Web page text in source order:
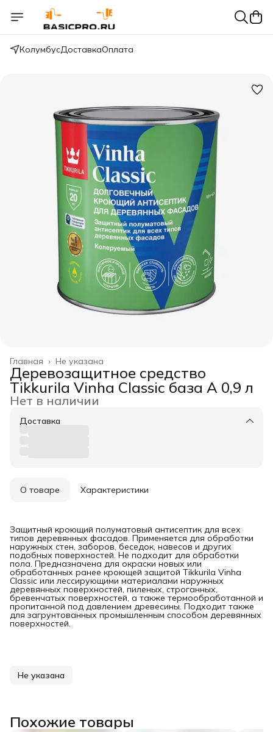
КолумбусДоставкаОплата
Не указана
Главная ›
Деревозащитное средство
Tikkurila Vinha Classic база А 0,9 л
Нет в наличии
Доставка
О товаре Характеристики
Защитный кроющий полуматовый антисептик для всех
типов деревянных фасадов. Применяется для обработки
наружных стен, заборов, беседок, навесов и других
подобных поверхностей. Не подходит для обработки
пола. Предназначена для окраски новых или
обработанных ранее кроющей защитой Tikkurila Vinha
Classic или лессирующими материалами наружных
деревянных поверхностей, пиленых, строганных,
бревенчатых поверхностей, а также термообработанной и
пропитанной под давлением древесины. Подходит также
для загрунтованных промышленным способом деревянных
поверхностей.
Не указана
Похожие товары